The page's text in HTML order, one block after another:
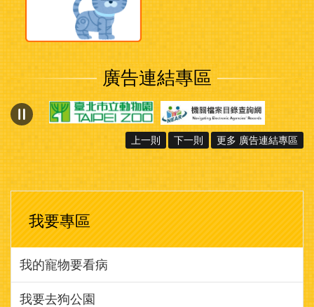
廣告連結專區
上一則 下一則 更多 廣告連結專區
我要專區
我的寵物要看病
我要去狗公園